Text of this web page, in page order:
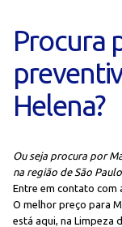
Procura
Helena?
Ou seja procura por
na região de São Paulo
Entre em contato com
O melhor preço para
está aqui, na Limpeza